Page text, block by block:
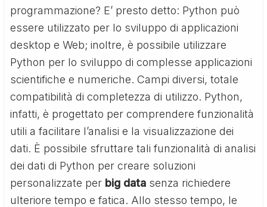
programmazione? E’ presto detto: Python può
essere utilizzato per lo sviluppo di applicazioni
desktop e Web; inoltre, è possibile utilizzare
Python per lo sviluppo di complesse applicazioni
scientifiche e numeriche. Campi diversi, totale
compatibilità di completezza di utilizzo. Python,
infatti, è progettato per comprendere funzionalità
utili a facilitare l’analisi e la visualizzazione dei
dati. È possibile sfruttare tali funzionalità di analisi
dei dati di Python per creare soluzioni
personalizzate per big data senza richiedere
ulteriore tempo e fatica. Allo stesso tempo, le